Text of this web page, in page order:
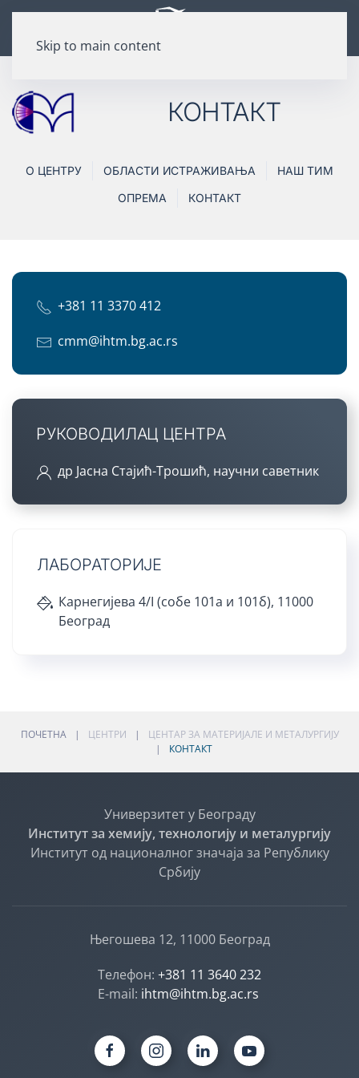
Skip to main content
КОНТАКТ
О ЦЕНТРУ ОБЛАСТИ ИСТРАЖИВАЊА
НАШ ТИМ
ОПРЕМА
КОНТАКТ
+381 11 3370 412
cmm@ihtm.bg.ac.rs
РУКОВОДИЛАЦ ЦЕНТРА
др Јасна Стајић-Трошић, научни саветник
ЛАБОРАТОРИЈЕ
Карнегијева 4/I (собе 101а и 101б), 11000
Београд
ПОЧЕТНА ЦЕНТРИ
ЦЕНТАР ЗА МАТЕРИЈАЛЕ И МЕТАЛУРГИЈУ
КОНТАКТ
Универзитет у Београду
Институт за хемију, технологију и металургију
Институт од националног значаја за Републику
Србију
Његошева 12, 11000 Београд
Телефон: +381 11 3640 232
E-mail: ihtm@ihtm.bg.ac.rs